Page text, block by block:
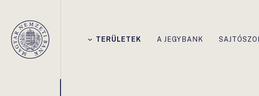
Magyar
Nemzeti
TERÜLETEK A JEGYBANK